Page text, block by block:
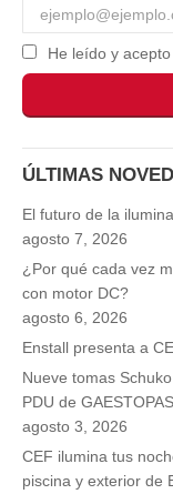
He leído y
ÚLTIMAS
El futuro de la
agosto 7, 2026
¿Por qué cada vez
con motor DC?
agosto 6, 2026
Enstall presenta a
Nueve tomas
PDU de GAESTOPAS
agosto 3, 2026
CEF ilumina tus
piscina y exterior de